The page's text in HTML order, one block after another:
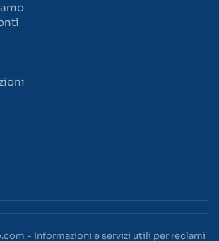
- Informazioni e servizi utili per reclami